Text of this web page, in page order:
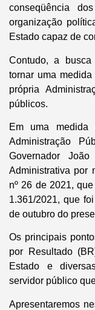
conseqüência
organização
Estado capaz de
Contudo, a
tornar uma
própria
públicos.
Em uma medida
Administração
Governador
Administrativa por
nº 26 de 2021,
1.361/2021, que
de outubro do
Os principais
por Resultado
Estado e
servidor público
Apresentaremos